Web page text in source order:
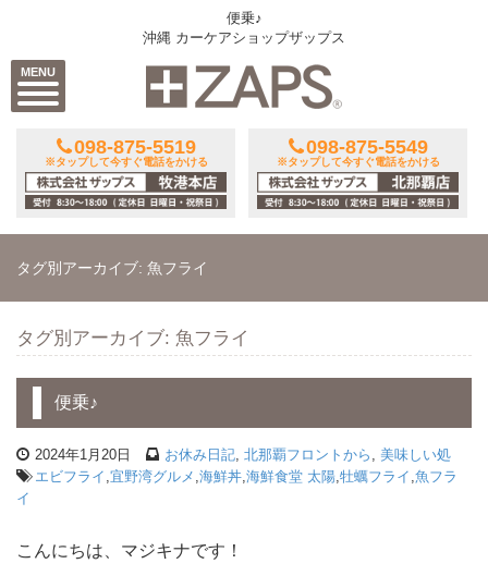
MENU
便乗♪
沖縄 カーケアショップザップス
098-875-5519
※タップして今すぐ電話をかける
098-875-5549
※タップして今すぐ電話をかける
タグ別アーカイブ: 魚フライ
タグ別アーカイブ: 魚フライ
便乗♪
2024年1月20日 お休み日記 北那覇フロントから
美味しい処
エビフライ 宜野湾グルメ 海鮮丼 海鮮食堂 太陽 牡蠣フライ 魚フラ
イ
こんにちは、マジキナです！